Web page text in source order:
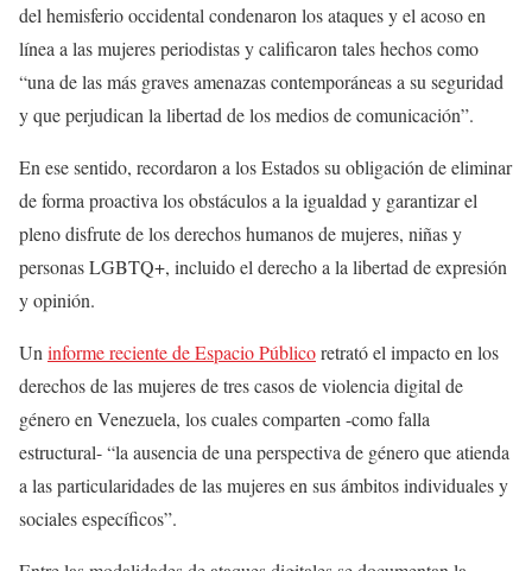
del hemisferio occidental condenaron los ataques y el acoso en
línea a las mujeres periodistas y calificaron tales hechos como
“una de las más graves amenazas contemporáneas a su seguridad
y que perjudican la libertad de los medios de comunicación”.
En ese sentido, recordaron a los Estados su obligación de eliminar
de forma proactiva los obstáculos a la igualdad y garantizar el
pleno disfrute de los derechos humanos de mujeres, niñas y
personas LGBTQ+, incluido el derecho a la libertad de expresión
y opinión.
Un informe reciente de Espacio Públicoretrató el impacto en los
derechos de las mujeres de tres casos de violencia digital de
género en Venezuela, los cuales comparten -como falla
estructural- “la ausencia de una perspectiva de género que atienda
a las particularidades de las mujeres en sus ámbitos individuales y
sociales específicos”.